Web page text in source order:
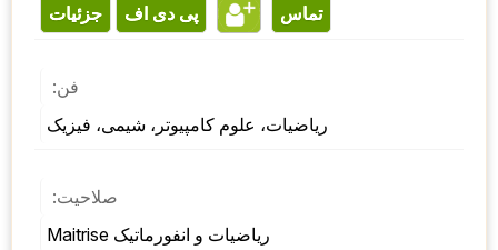
جزئیات پی دی اف تماس
فن:
ریاضیات، علوم کامپیوتر، شیمی، فیزیک
صلاحیت:
Maitrise ریاضیات و انفورماتیک